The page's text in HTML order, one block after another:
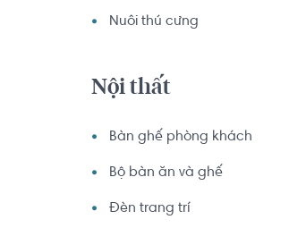
Nuôi thú cưng
Nội thất
Bàn ghế phòng khách
Bộ bàn ăn và ghế
Đèn trang trí